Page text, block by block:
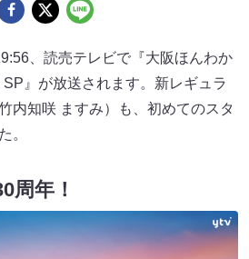
、読売テレビで『大阪ほんわか
』が放送されます。新レギュラ
内知咲 ますみ）も、初めてのスタ
。
年！